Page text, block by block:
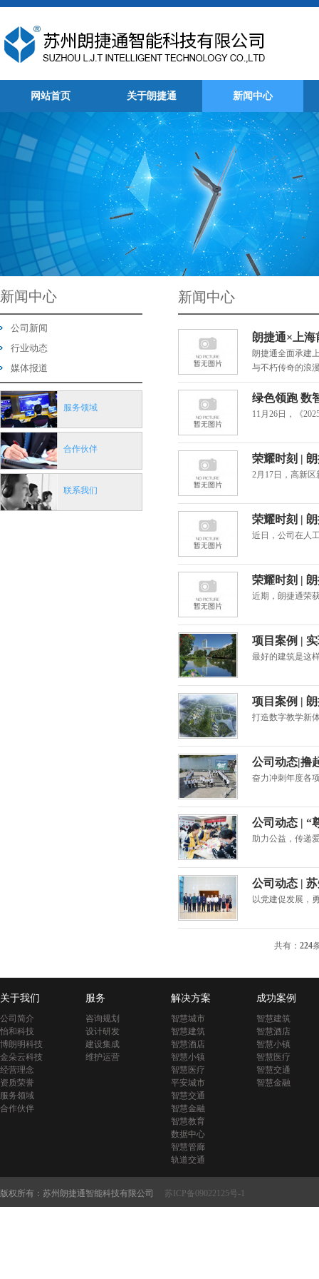
网站首页 关于朗捷通 新闻中心
新闻中心
公司新闻
行业动态
媒体报道
服务领域
合作伙伴
联系我们
新闻中心
朗捷通×上
朗捷通全面承建
与不朽传奇的浪
绿色领跑 数
11月26日，《
荣耀时刻 |
2月17日，高新
荣耀时刻 |
近日，公司在人
荣耀时刻 |
近期，朗捷通荣
项目案例 |
最好的建筑是这
项目案例 |
打造数字教学新
公司动态|撸
奋力冲刺年度各
公司动态 | “
助力公益，传递
公司动态 |
以党建促发展，
共有： 224
关于我们
公司简介
怡和科技
博朗明科技
金朵云科技
经营理念
资质荣誉
服务领域
合作伙伴
服务
咨询规划
设计研发
建设集成
维护运营
解决方案
智慧城市
智慧建筑
智慧酒店
智慧小镇
智慧医疗
平安城市
智慧交通
智慧金融
智慧教育
数据中心
智慧管廊
轨道交通
成功案例
智慧建筑
智慧酒店
智慧小镇
智慧医疗
智慧交通
智慧金融
版权所有：苏州朗捷通智能科技有限公司 苏ICP备09022125号-1